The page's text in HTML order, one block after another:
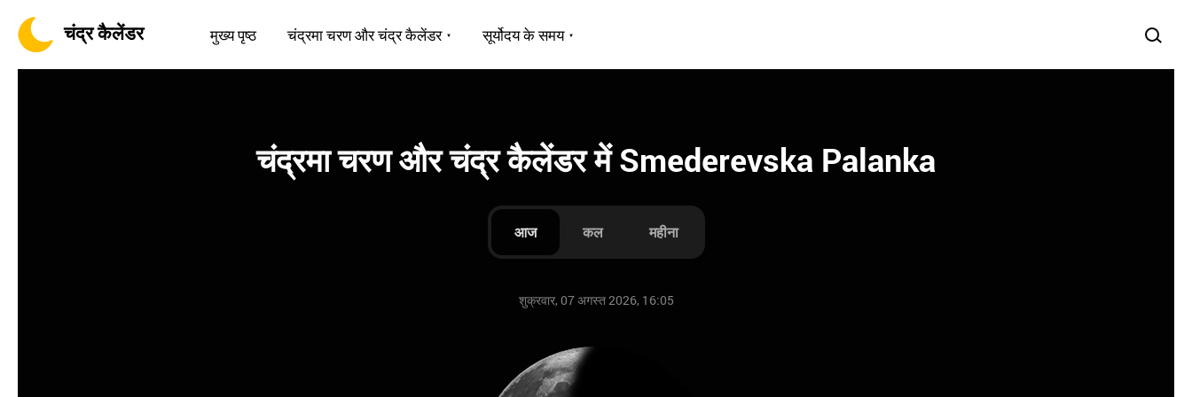
चंद्र कैलेंडर मुख्य पृष्ठ चंद्रमा चरण और चंद्र कैलेंडर सूर्योदय के समय
चंद्रमा चरण और चंद्र कैलेंडर में Smederevska Palanka
आज कल महीना
शुक्रवार, 07 अगस्त 2026, 16:05